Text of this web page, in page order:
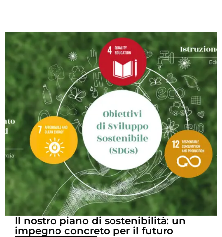
Il nostro piano di sostenibilità: un
impegno concreto per il futuro